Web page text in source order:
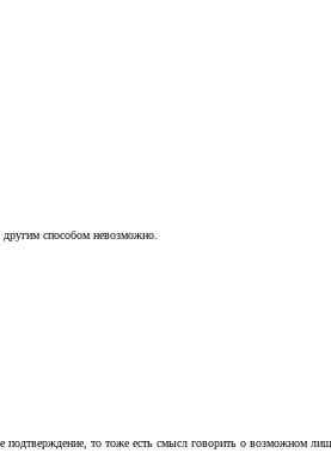
способом невозможно.
то тоже есть смысл говорить о возможном